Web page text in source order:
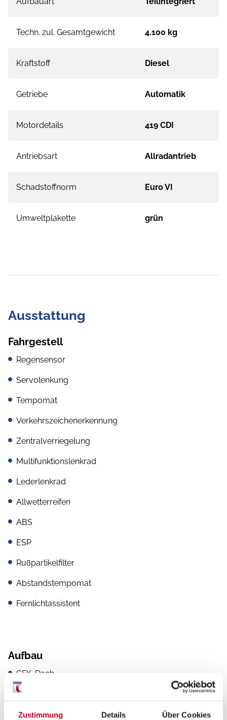
Zustimmung Details Über Cookies
Techn. zul. Gesamtgewicht 4.100 kg
Kraftstoff Diesel
Getriebe Automatik
Motordetails 419 CDI
Antriebsart Allradantrieb
Schadstoffnorm Euro VI
Umweltplakette grün
Ausstattung
Fahrgestell
Regensensor
Servolenkung
Tempomat
Verkehrszeichenerkennung
Zentralverriegelung
Multifunktionslenkrad
Lederlenkrad
Allwetterreifen
ABS
ESP
Rußpartikelfilter
Abstandstempomat
Fernlichtassistent
Aufbau
GFK-Dach
Heckgarage
Markise